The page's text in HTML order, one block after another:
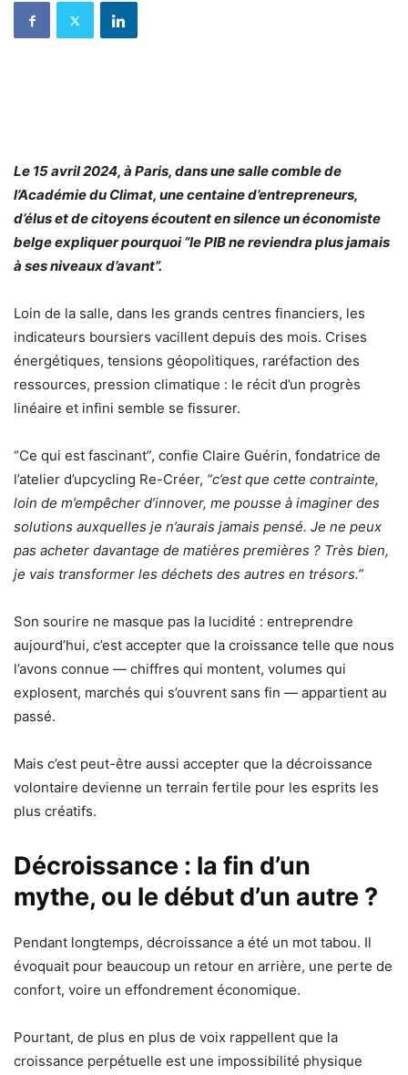
Le 15 avril 2024, à Paris, dans une salle comble de
l’Académie du Climat, une centaine d’entrepreneurs,
d’élus et de citoyens écoutent en silence un économiste
belge expliquer pourquoi “le PIB ne reviendra plus jamais
à ses niveaux d’avant”.
Loin de la salle, dans les grands centres financiers, les
indicateurs boursiers vacillent depuis des mois. Crises
énergétiques, tensions géopolitiques, raréfaction des
ressources, pression climatique : le récit d’un progrès
linéaire et infini semble se fissurer.
“Ce qui est fascinant”, confie Claire Guérin, fondatrice de
l’atelier d’upcycling Re-Créer, “c’est que cette contrainte,
loin de m’empêcher d’innover, me pousse à imaginer des
solutions auxquelles je n’aurais jamais pensé. Je ne peux
pas acheter davantage de matières premières ? Très bien,
je vais transformer les déchets des autres en trésors.”
Son sourire ne masque pas la lucidité : entreprendre
aujourd’hui, c’est accepter que la croissance telle que nous
l’avons connue — chiffres qui montent, volumes qui
explosent, marchés qui s’ouvrent sans fin — appartient au
passé.
Mais c’est peut-être aussi accepter que la décroissance
volontaire devienne un terrain fertile pour les esprits les
plus créatifs.
Décroissance : la fin d’un
mythe, ou le début d’un autre ?
Pendant longtemps, décroissance a été un mot tabou. Il
évoquait pour beaucoup un retour en arrière, une perte de
confort, voire un effondrement économique.
Pourtant, de plus en plus de voix rappellent que la
croissance perpétuelle est une impossibilité physique